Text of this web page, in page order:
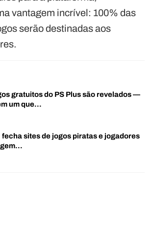
vantagem incrível: 100% das
serão destinadas aos
gratuitos do PS Plus são revelados —
um que…
fecha sites de jogos piratas e jogadores